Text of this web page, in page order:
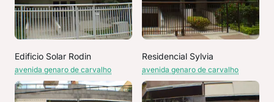
Edificio Solar Rodin
avenida genaro de carvalho
Residencial Sylvia
avenida genaro de carvalho